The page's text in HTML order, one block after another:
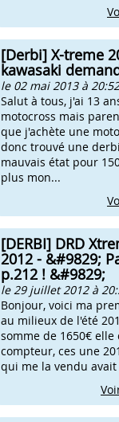
[Derbi] X-treme
kawasaki
le 02 mai 2013 à 20:52
Salut à tous, j'ai 13
motocross mais
que j'achète une
donc trouvé une
mauvais état pour
plus mon...
[DERBI] DRD
2012 - &#9829;
p.212 ! &#9829;
le 29 juillet 2012 à
Bonjour, voici ma
au milieux de l'été
somme de 1650€
compteur, ces une
qui me la vendu